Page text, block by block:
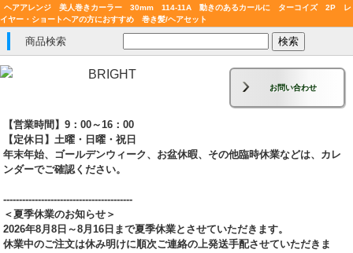
ヘアアレンジ 美人巻きカーラー 30mm 114-11A 動きのあるカールに ターコイズ 2P レ
イヤー・ショートヘアの方におすすめ 巻き髪/ヘアセット
商品検索
お問い合わせ
【営業時間】9：00～16：00
【定休日】土曜・日曜・祝日
年末年始、ゴールデンウィーク、お盆休暇、その他臨時休業などは、カレ
ンダーでご確認ください。
-----------------------------------------
＜夏季休業のお知らせ＞
2026年8月8日～8月16日まで夏季休業とさせていただきます。
休業中のご注文は休み明けに順次ご連絡の上発送手配させていただきま